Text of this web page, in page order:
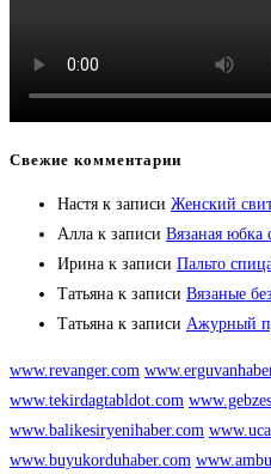
Свежие комментарии
Настя к записи Женский
Алла к записи Вязаная юбка
Ирина к записи Пальто
Татьяна к записи Вязаные
Татьяна к записи Ажурный
www.revanger.com
www.tekirdagtabldot.com
www.balikesiryenihaber.com
www.buyukorduhaber.com